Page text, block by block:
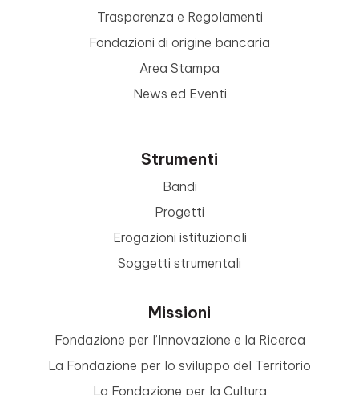
Trasparenza e Regolamenti
Fondazioni di origine bancaria
Area Stampa
News ed Eventi
Strumenti
Bandi
Progetti
Erogazioni istituzionali
Soggetti strumentali
Missioni
Fondazione per l’Innovazione e la Ricerca
La Fondazione per lo sviluppo del Territorio
La Fondazione per la Cultura